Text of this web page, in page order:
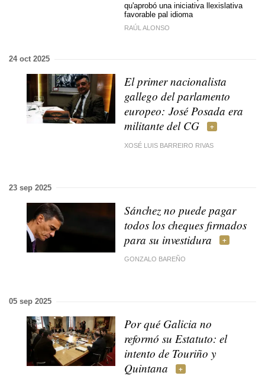
qu'aprobó una iniciativa llexislativa
favorable pal idioma
RAÚL ALONSO
24 oct 2025
El primer nacionalista
gallego del parlamento
europeo: José Posada era
militante del CG
XOSÉ LUIS BARREIRO RIVAS
23 sep 2025
Sánchez no puede pagar
todos los cheques firmados
para su investidura
GONZALO BAREÑO
05 sep 2025
Por qué Galicia no
reformó su Estatuto: el
intento de Touriño y
Quintana